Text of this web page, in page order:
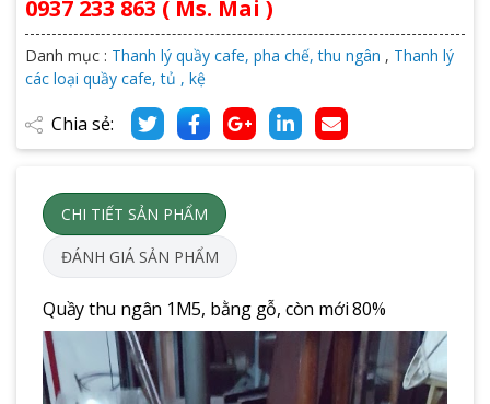
0937 233 863 ( Ms. Mai )
Danh mục : Thanh lý quầy cafe, pha chế, thu ngân , Thanh lý
các loại quầy cafe, tủ , kệ
Chia sẻ:
CHI TIẾT SẢN PHẨM
ĐÁNH GIÁ SẢN PHẨM
Quầy thu ngân 1M5, bằng gỗ, còn mới 80%